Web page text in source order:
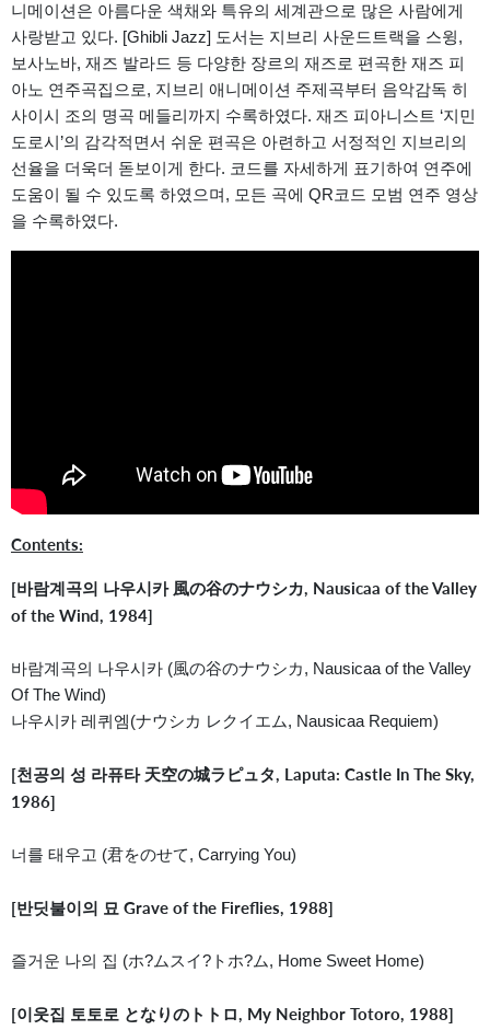
니메이션은 아름다운 색채와 특유의 세계관으로 많은 사람에게
사랑받고 있다. [Ghibli Jazz] 도서는 지브리 사운드트랙을 스윙,
보사노바, 재즈 발라드 등 다양한 장르의 재즈로 편곡한 재즈 피
아노 연주곡집으로, 지브리 애니메이션 주제곡부터 음악감독 히
사이시 조의 명곡 메들리까지 수록하였다. 재즈 피아니스트 ‘지민
도로시’의 감각적면서 쉬운 편곡은 아련하고 서정적인 지브리의
선율을 더욱더 돋보이게 한다. 코드를 자세하게 표기하여 연주에
도움이 될 수 있도록 하였으며, 모든 곡에 QR코드 모범 연주 영상
을 수록하였다.
Contents:
[바람계곡의 나우시카 風の谷のナウシカ, Nausicaa of the Valley
of the Wind, 1984]
바람계곡의 나우시카 (風の谷のナウシカ, Nausicaa of the Valley
Of The Wind)
나우시카 레퀴엠(ナウシカ レクイエム, Nausicaa Requiem)
[천공의 성 라퓨타 天空の城ラピュタ, Laputa: Castle In The Sky,
1986]
너를 태우고 (君をのせて, Carrying You)
[반딧불이의 묘 Grave of the Fireflies, 1988]
즐거운 나의 집 (ホ?ムスイ?トホ?ム, Home Sweet Home)
[이웃집 토토로 となりのトトロ, My Neighbor Totoro, 1988]